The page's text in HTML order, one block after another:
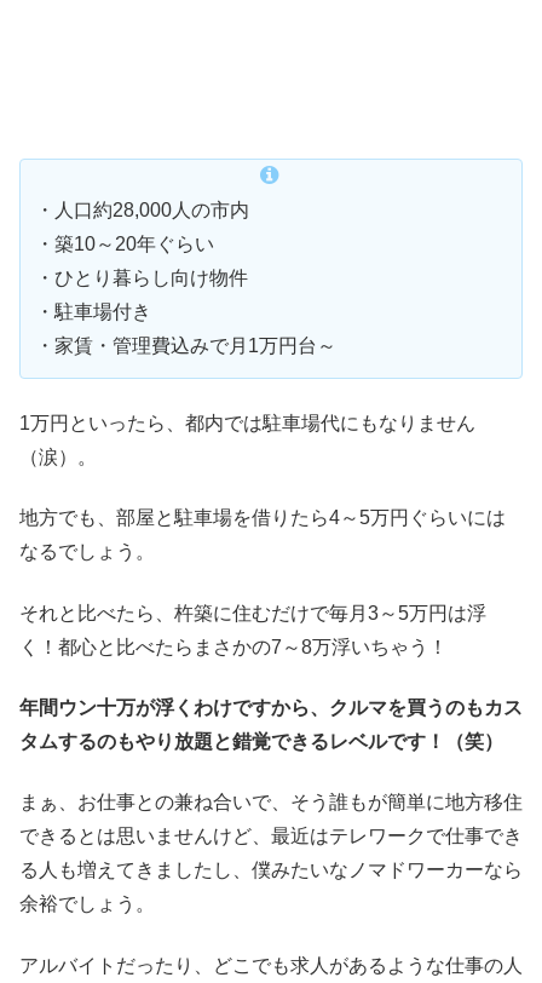
・人口約28,000人の市内
・築10～20年ぐらい
・ひとり暮らし向け物件
・駐車場付き
・家賃・管理費込みで月1万円台～
1万円といったら、都内では駐車場代にもなりません
（涙）。
地方でも、部屋と駐車場を借りたら4～5万円ぐらいには
なるでしょう。
それと比べたら、杵築に住むだけで毎月3～5万円は浮
く！都心と比べたらまさかの7～8万浮いちゃう！
年間ウン十万が浮くわけですから、クルマを買うのもカス
タムするのもやり放題と錯覚できるレベルです！（笑）
まぁ、お仕事との兼ね合いで、そう誰もが簡単に地方移住
できるとは思いませんけど、最近はテレワークで仕事でき
る人も増えてきましたし、僕みたいなノマドワーカーなら
余裕でしょう。
アルバイトだったり、どこでも求人があるような仕事の人